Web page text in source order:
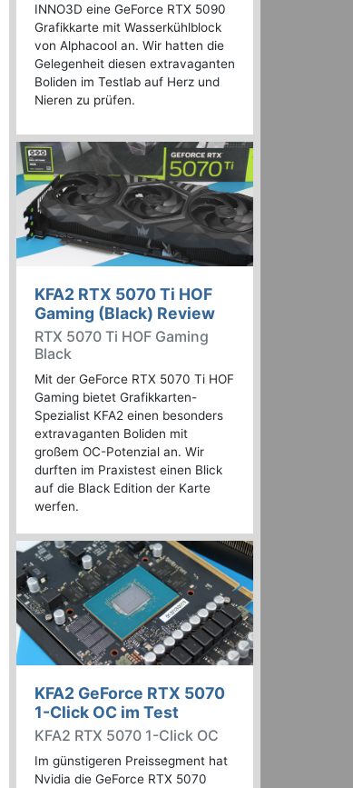
INNO3D eine GeForce RTX 5090
Grafikkarte mit Wasserkühlblock
von Alphacool an. Wir hatten die
Gelegenheit diesen extravaganten
Boliden im Testlab auf Herz und
Nieren zu prüfen.
KFA2 RTX 5070 Ti HOF
Gaming (Black) Review
RTX 5070 Ti HOF Gaming
Black
Mit der GeForce RTX 5070 Ti HOF
Gaming bietet Grafikkarten-
Spezialist KFA2 einen besonders
extravaganten Boliden mit
großem OC-Potenzial an. Wir
durften im Praxistest einen Blick
auf die Black Edition der Karte
werfen.
KFA2 GeForce RTX 5070
1-Click OC im Test
KFA2 RTX 5070 1-Click OC
Im günstigeren Preissegment hat
Nvidia die GeForce RTX 5070